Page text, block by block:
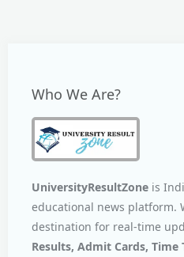
Who We Are?
UniversityResultZone is
educational news platform.
destination for real-time
Results, Admit Cards, Time